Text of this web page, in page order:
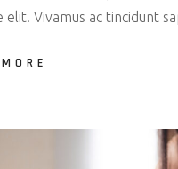
elit. Vivamus ac tincidunt